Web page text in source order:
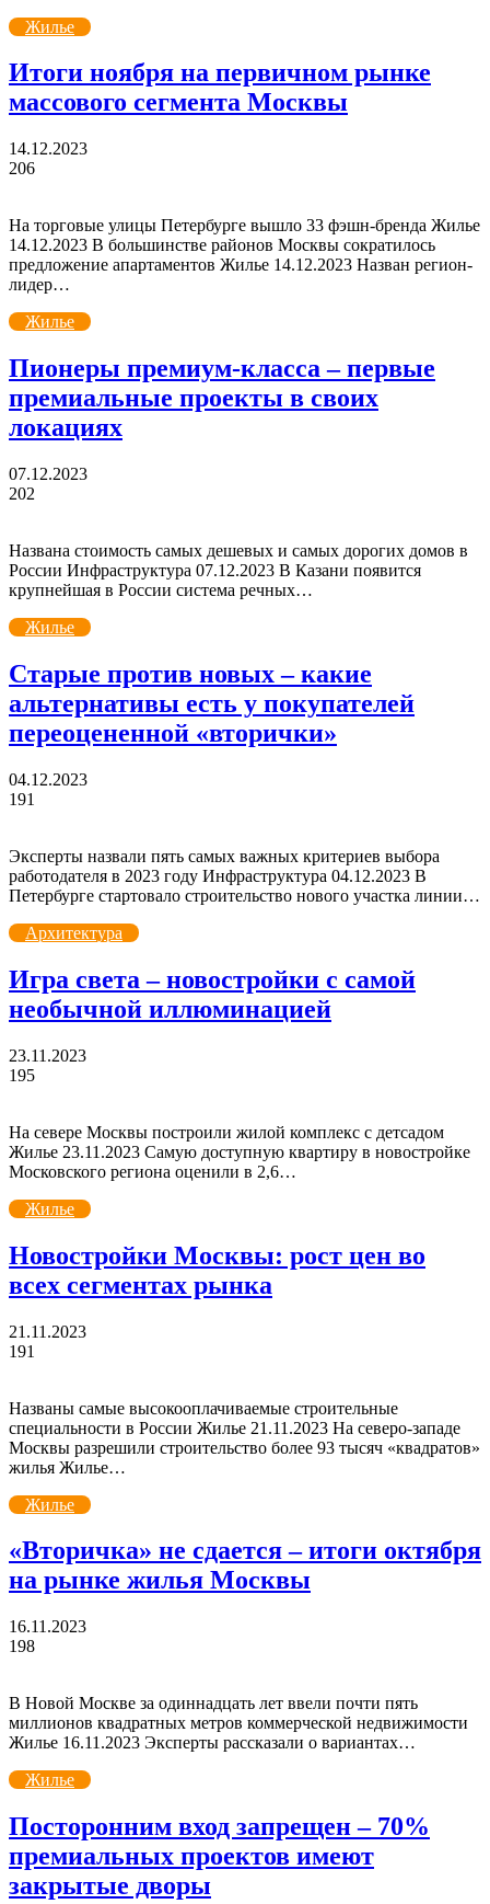
Жилье
Итоги ноября на первичном рынке
массового сегмента Москвы
14.12.2023
206
На торговые улицы Петербурге вышло 33 фэшн-бренда Жилье
14.12.2023 В большинстве районов Москвы сократилось
предложение апартаментов Жилье 14.12.2023 Назван регион-
лидер…
Жилье
Пионеры премиум-класса – первые
премиальные проекты в своих
локациях
07.12.2023
202
Названа стоимость самых дешевых и самых дорогих домов в
России Инфраструктура 07.12.2023 В Казани появится
крупнейшая в России система речных…
Жилье
Старые против новых – какие
альтернативы есть у покупателей
переоцененной «вторички»
04.12.2023
191
Эксперты назвали пять самых важных критериев выбора
работодателя в 2023 году Инфраструктура 04.12.2023 В
Петербурге стартовало строительство нового участка линии…
Архитектура
Игра света – новостройки с самой
необычной иллюминацией
23.11.2023
195
На севере Москвы построили жилой комплекс с детсадом
Жилье 23.11.2023 Самую доступную квартиру в новостройке
Московского региона оценили в 2,6…
Жилье
Новостройки Москвы: рост цен во
всех сегментах рынка
21.11.2023
191
Названы самые высокооплачиваемые строительные
специальности в России Жилье 21.11.2023 На северо-западе
Москвы разрешили строительство более 93 тысяч «квадратов»
жилья Жилье…
Жилье
«Вторичка» не сдается – итоги октября
на рынке жилья Москвы
16.11.2023
198
В Новой Москве за одиннадцать лет ввели почти пять
миллионов квадратных метров коммерческой недвижимости
Жилье 16.11.2023 Эксперты рассказали о вариантах…
Жилье
Посторонним вход запрещен – 70%
премиальных проектов имеют
закрытые дворы